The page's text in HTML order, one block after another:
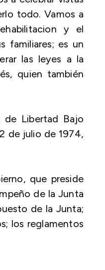
todo. Vamos a
y el
familiares; es un
las leyes a la
quien también
de Libertad Bajo
de julio de 1974,
que preside
de la Junta
de la Junta;
los reglamentos